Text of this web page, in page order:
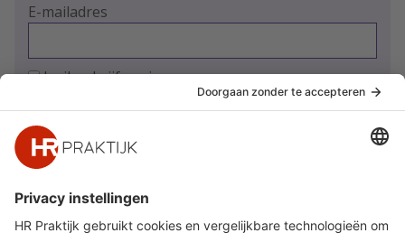
E-mailadres
Ja, ik schrijf me in